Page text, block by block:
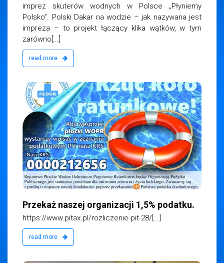
imprez skuterów wodnych w Polsce „Płyniemy
Polsko”. Polski Dakar na wodzie – jak nazywana jest
impreza – to projekt łączący klika wątków, w tym
zarówno[...]
read more
Przekaż naszej organizacji 1,5% podatku.
https://www.pitax.pl/rozliczenie-pit-28/[...]
read more